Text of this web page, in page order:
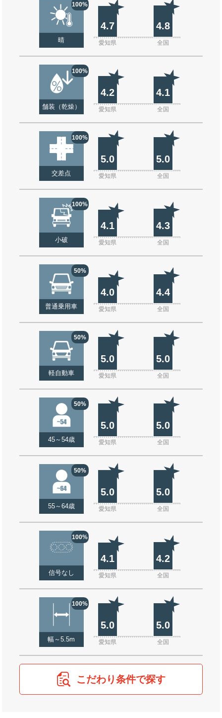
100%
晴
4.7 4.8
愛知県 全国
100%
舗装（乾燥）
4.2 4.1
愛知県 全国
100%
交差点
5.0 5.0
愛知県 全国
100%
小破
4.1 4.3
愛知県 全国
50%
普通乗用車
4.0 4.4
愛知県 全国
50%
軽自動車
5.0 5.0
愛知県 全国
50%
45～54歳
5.0 5.0
愛知県 全国
50%
55～64歳
5.0 5.0
愛知県 全国
100%
信号なし
4.1 4.2
愛知県 全国
100%
幅～5.5m
5.0 5.0
愛知県 全国
こだわり条件で探す